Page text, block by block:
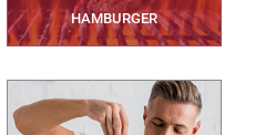
HAMBURGER